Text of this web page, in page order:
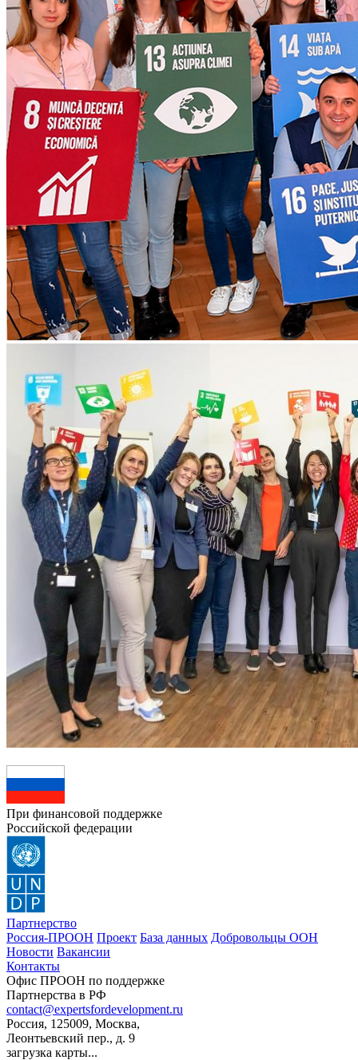
При финансовой поддержке
Российской федерации
Партнерство
Россия-ПРООН Проект База данных Добровольцы ООН
Новости Вакансии
Контакты
Офис ПРООН по поддержке
Партнерства в РФ
contact@expertsfordevelopment.ru
Россия, 125009, Москва,
Леонтьевский пер., д. 9
загрузка карты...